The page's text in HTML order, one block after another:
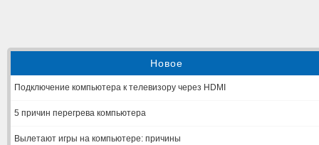
Новое
Подключение компьютера к телевизору через HDMI
5 причин перегрева компьютера
Вылетают игры на компьютере: причины